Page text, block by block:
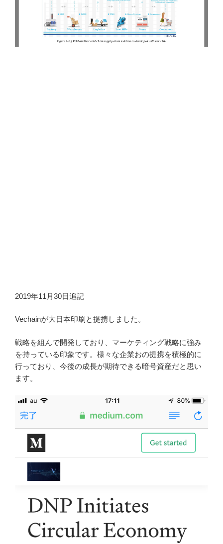
2019年11月30日追記
Vechainが大日本印刷と提携しました。
戦略を組んで開発しており、マーケティング戦略に強み
を持っている印象です。様々な企業おの提携を積極的に
行っており、今後の成長が期待できる暗号資産だと思い
ます。